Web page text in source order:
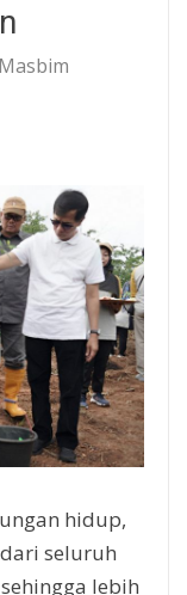
hidup,
seluruh
lebih